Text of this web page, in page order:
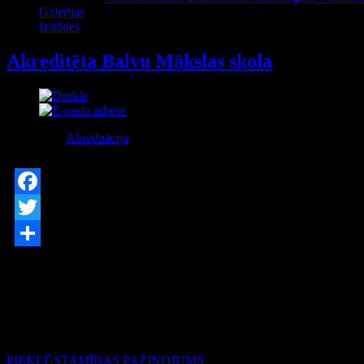
Galerijas
Izstādes
Akreditēta Balvu Mākslas skola
Akreditācija
Facebook
Twitter
PIEKĻŪSTAMĪBAS PAZIŅOJUMS